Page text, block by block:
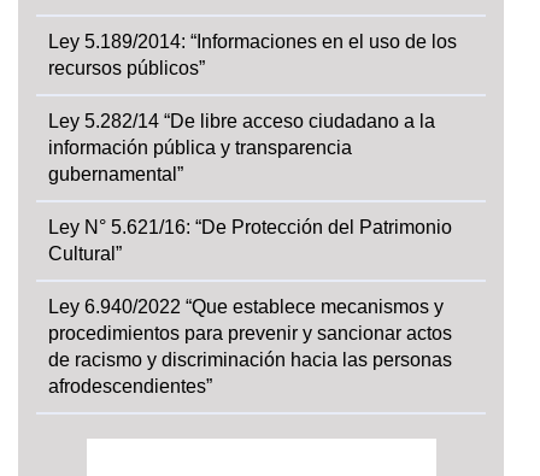
Ley 5.189/2014: “Informaciones en el uso de los
recursos públicos”
Ley 5.282/14 “De libre acceso ciudadano a la
información pública y transparencia
gubernamental”
Ley N° 5.621/16: “De Protección del Patrimonio
Cultural”
Ley 6.940/2022 “Que establece mecanismos y
procedimientos para prevenir y sancionar actos
de racismo y discriminación hacia las personas
afrodescendientes”